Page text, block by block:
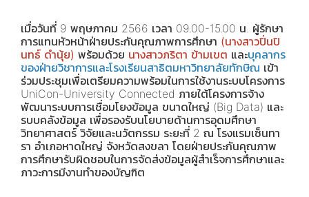
เมื่อวันที่ 9 พฤษภาคม 2566 เวลา 09.00-15.00 น. ผู้รักษา
การแทนหัวหน้าฝ่ายประกันคุณภาพการศึกษา (นางสาวปิ่นปิ
นทธ์ ดำนุ้ย) พร้อมด้วย นางสาวภริตา ข้ามเขต และบุคลากร
ของฝ่ายวิชาการและโรงเรียนสาธิตมหาวิทยาลัยทักษิณ เข้า
ร่วมประชุมเพื่อเตรียมความพร้อมในการใช้งานระบบโครงการ
UniCon-University Connected ภายใต้โครงการจ้าง
พัฒนาระบบการเชื่อมโยงข้อมูล ขนาดใหญ่ (Big Data) และ
รบบคลังข้อมูล เพื่อรองรับนโยบายด้านการอุดมศึกษา
วิทยาศาสตร์ วิจัยและนวัตกรรม ระยะที่ 2 ณ โรงแรมเซ็นทา
รา อำเภอหาดใหญ่ จังหวัดสงขลา โดยฝ่ายประกันคุณภาพ
การศึกษารับผิดชอบในการจัดส่งข้อมูลผู้สำเร็จการศึกษาและ
ภาวะการมีงานทำของบัญฑิต